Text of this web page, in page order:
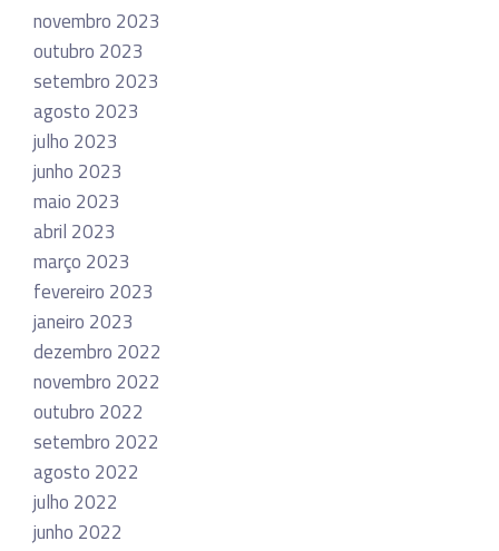
novembro 2023
outubro 2023
setembro 2023
agosto 2023
julho 2023
junho 2023
maio 2023
abril 2023
março 2023
fevereiro 2023
janeiro 2023
dezembro 2022
novembro 2022
outubro 2022
setembro 2022
agosto 2022
julho 2022
junho 2022